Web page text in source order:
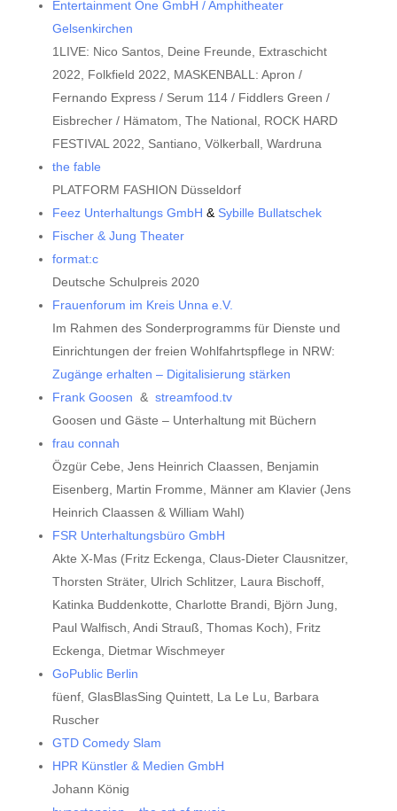
Entertainment One GmbH / Amphitheater
Gelsenkirchen
1LIVE: Nico Santos, Deine Freunde, Extraschicht
2022, Folkfield 2022, MASKENBALL: Apron /
Fernando Express / Serum 114 / Fiddlers Green /
Eisbrecher / Hämatom, The National, ROCK HARD
FESTIVAL 2022, Santiano, Völkerball, Wardruna
the fable
PLATFORM FASHION Düsseldorf
Feez Unterhaltungs GmbH & Sybille Bullatschek
Fischer & Jung Theater
format:c
Deutsche Schulpreis 2020
Frauenforum im Kreis Unna e.V.
Im Rahmen des Sonderprogramms für Dienste und
Einrichtungen der freien Wohlfahrtspflege in NRW:
Zugänge erhalten – Digitalisierung stärken
Frank Goosen & streamfood.tv
Goosen und Gäste – Unterhaltung mit Büchern
frau connah
Özgür Cebe, Jens Heinrich Claassen, Benjamin
Eisenberg, Martin Fromme, Männer am Klavier (Jens
Heinrich Claassen & William Wahl)
FSR Unterhaltungsbüro GmbH
Akte X-Mas (Fritz Eckenga, Claus-Dieter Clausnitzer,
Thorsten Sträter, Ulrich Schlitzer, Laura Bischoff,
Katinka Buddenkotte, Charlotte Brandi, Björn Jung,
Paul Walfisch, Andi Strauß, Thomas Koch), Fritz
Eckenga, Dietmar Wischmeyer
GoPublic Berlin
füenf, GlasBlasSing Quintett, La Le Lu, Barbara
Ruscher
GTD Comedy Slam
HPR Künstler & Medien GmbH
Johann König